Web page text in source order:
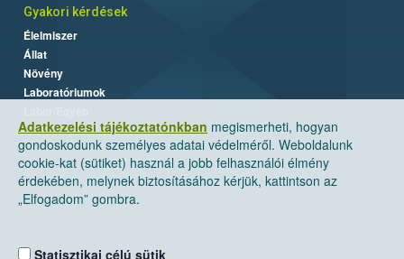
Adatkezelési tájékoztatónkban megismerheti, hogyan
gondoskodunk személyes adatai védelméről. Weboldalunk
cookie-kat (sütiket) használ a jobb felhasználói élmény
érdekében, melynek biztosításához kérjük, kattintson az
„Elfogadom” gombra.
Statisztikai célú sütik
Gyakori kérdések
Élelmiszer
Állat
Növény
Laboratóriumok